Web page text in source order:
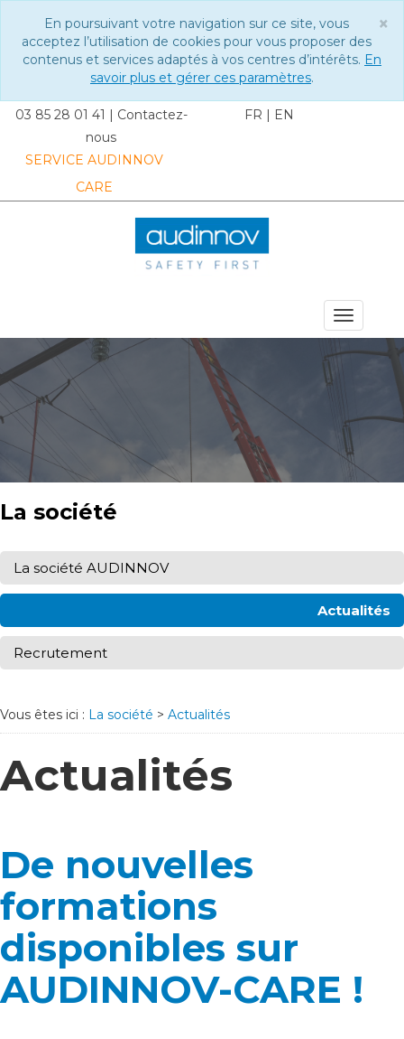
×
En poursuivant votre navigation sur ce site, vous
acceptez l’utilisation de cookies pour vous proposer des
contenus et services adaptés à vos centres d’intérêts. En
savoir plus et gérer ces paramètres.
03 85 28 01 41 | Contactez-
nous
FR | EN
SERVICE AUDINNOV
CARE
Toggle
La société
La société AUDINNOV
Actualités
Recrutement
Vous êtes ici : La société > Actualités
Actualités
De nouvelles
formations
disponibles sur
AUDINNOV-CARE !